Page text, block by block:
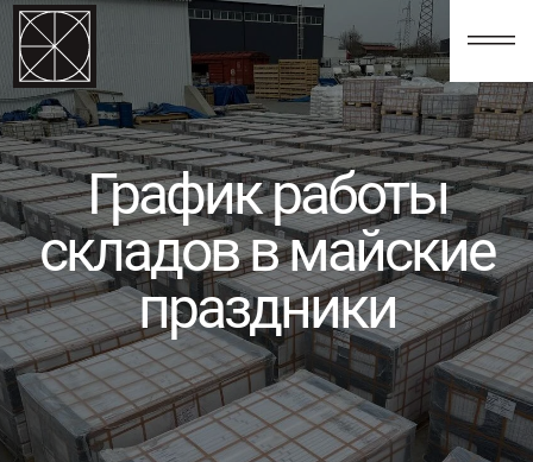
123
График работы
складов в майские
праздники